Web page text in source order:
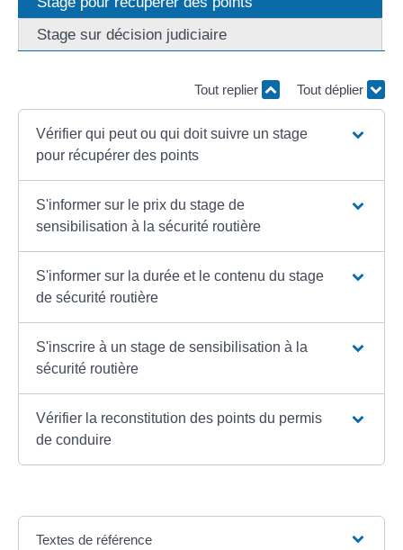
Stage sur décision judiciaire
Tout replier Tout déplier
Vérifier qui peut ou qui doit suivre un stage
pour récupérer des points
S'informer sur le prix du stage de
sensibilisation à la sécurité routière
S'informer sur la durée et le contenu du stage
de sécurité routière
S'inscrire à un stage de sensibilisation à la
sécurité routière
Vérifier la reconstitution des points du permis
de conduire
Textes de référence